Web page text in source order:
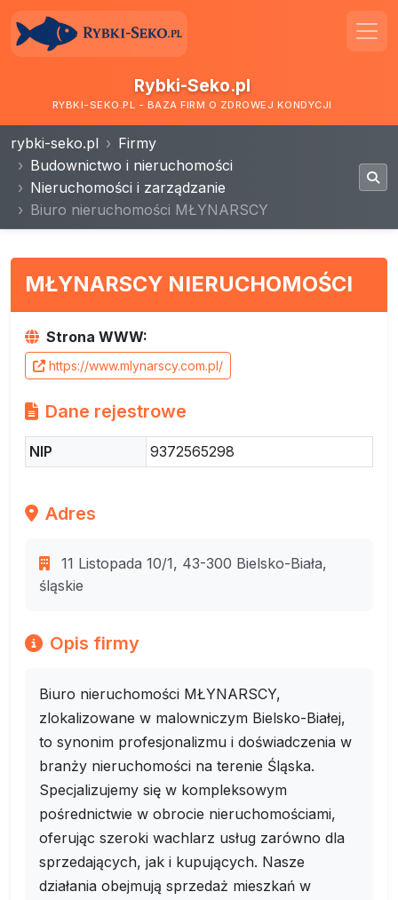
Rybki-Seko.pl
RYBKI-SEKO.PL - BAZA FIRM O ZDROWEJ KONDYCJI
rybki-seko.pl
Firmy
Budownictwo i nieruchomości
Nieruchomości i zarządzanie
Biuro nieruchomości MŁYNARSCY
MŁYNARSCY NIERUCHOMOŚCI
Strona WWW:
https://www.mlynarscy.com.pl/
Dane rejestrowe
NIP 9372565298
Adres
11 Listopada 10/1, 43-300 Bielsko-Biała,
śląskie
Opis firmy
Biuro nieruchomości MŁYNARSCY,
zlokalizowane w malowniczym Bielsko-Białej,
to synonim profesjonalizmu i doświadczenia w
branży nieruchomości na terenie Śląska.
Specjalizujemy się w kompleksowym
pośrednictwie w obrocie nieruchomościami,
oferując szeroki wachlarz usług zarówno dla
sprzedających, jak i kupujących. Nasze
działania obejmują sprzedaż mieszkań w